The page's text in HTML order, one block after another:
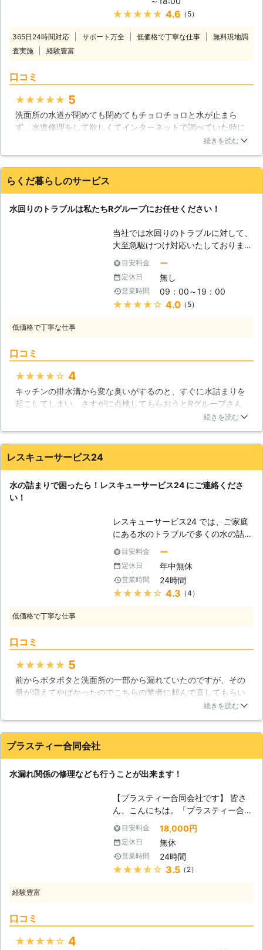
掃除するようにしましょう。
力しております。水道トラブルや屋根
のリフォームなどお困りのこと、お悩
【水道のオシャレ】 私たちの周りは
てくるのは同じでも自分のこだわりや
お気に入りのものから水が出てきたら
毎日がもっと楽しくなるのではないで
れであったりトイレ詰まりなどは代表
ゴミなどの詰まりが多いかと思いま
す。しかし原因が水道管の劣化であっ
たり破損で合った場合、交換が必要に
なってきます。そんな水トラブルの際
は、私たちにお任せください。
★★★★★ 4.6 （5）
365日24時間対応 サポート万全 低価格で丁寧な仕事
無料現地調
査実施
経験豊富
口コミ
★★★★★ 5
洗面所の水道が閉めても閉めてもチョロチョロと水が止まら
ず、水道修理をして欲しくてインターネットで調べていた時に
こちらを見つけ電話をしました。今のトラブルの状況を親身に
ぐに修理可能との事で直して貰いましたが、経験が豊富なスタ
ッフさんが来てくれた様ですぐに水漏れを直してくれ、それで
と思いました。
2016年11月13日
続きを読む
らくだ暮らしのサービス
水回りのトラブルは私たちRグループにお任せください！
当社では水回りのトラブルに対して、
大至急駆けつけ対応いたしておりま
す。トイレトラブルにおいて重要なこ
とは、いかにお客様を待たせずに駆け
つけ、少しでも早くお悩みを解決する
ことだと思っており、それを実行して
いるのが私たちRグループなのです。
しまえば、信用問題になってしまい、
大きな打撃を受けてしまうこともある
でしょう。当社では、そうしたトラブ
ルに大至急対応させていただいており
ますので、お困りでしたら、まず当社
いスタッフが在籍しておりますので、
お客様から状況をお伺いし、原因やト
に対応しております。ですから何が原
因かわからないといった場合でも、当
社にお任せください。 水回りのトラ
ブル、お悩みはどんなことでも、当社
までお問い合わせください。また、ち
ょっとしたご相談でもお気軽にご連絡
ください！
目安料金 ー
定休日 無し
営業時間 09：00～19：00
★★★★★ 4.0（5）
低価格で丁寧な仕事
口コミ
★★★★★ 4
キッチンの排水溝から変な臭いがするのと、すぐに水詰まりを
起こしてしまい、さすがに点検してもらおうとRグループさん
にお願いしました。原因としては、詰まっているのに常に放置
らいました。おかげで臭いも取れたし、水の流れも良くなりま
した！
埼玉県 蕨市 2016年12月28日
続きを読む
レスキューサービス24
水の詰まりで困ったら！レスキューサービス24 にご連絡くださ
い！
レスキューサービス24 では、ご家庭
にある水のトラブルで多くの水の詰ま
りや水漏れといったお悩みを解決して
きました。水のトラブルは、どの時期
でも必ずと言っていいほど、ご相談い
ただきますし、その頻度も多いです。
当社は、そんなお客様の「困った」を
しまうでしょう。当社では、急なトラ
ブルでもそうした傾向があった場合で
も、どちらでも喜んで対応させて頂い
ておりますので、水道修理のご依頼で
も、ちょっとしたご相談でもまずはご
からない」、「修理の仕方がわからな
い」といったご相談を多く頂いており
ます。水道修理には知識や工具が必要
となり、誤った方法で行えば、悪化し
てしまうこともあるでしょう。当社に
お任せいただければ、そうした問題を
たちどころに解決いたしておりますの
で、お困りごとがありましたら、ぜひ
当社をご利用ください！お客様のお役
目安料金 ー
定休日 年中無休
営業時間 24時間
★★★★★ 4.3 （4）
低価格で丁寧な仕事
口コミ
★★★★★ 5
前からポタポタと洗面所の一部から漏れていたのですが、その
量が増えてやばかったのでこちらの業者に頼んで直してもらい
ました。来ていただいて見てもらったところ、当日中に直せる
していただいたので、いくらかかるかという不安も早めに無く
なり安心できました。スピーディーで丁寧な対応は素晴らしい
続きを読む
プラスティー合同会社
水漏れ関係の修理なども行うことが出来ます！
【プラスティー合同会社です】 皆さ
ん、こんにちは。「プラスティー合同
会社」でございます。当社は様々なト
ラブルを解決しておりますが、水漏れ
関係の修理も行うことが出来るので
す。また、水漏れだけではありませ
ん。水詰まりだけでなく、一般住宅で
目安料金 18,000円
定休日 無休
営業時間 24時間
★★★★★ 3.5（2）
経験豊富
口コミ
★★★★★ 4